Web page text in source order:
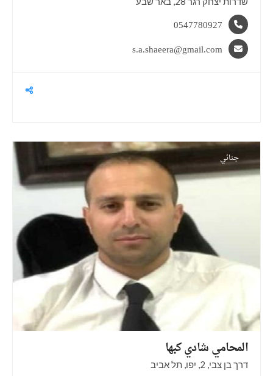
0547780927
s.a.shaeera@gmail.com
جنائي
المحامي شاديكبها
דרך בן צבי, 2, יפו, תל אביב